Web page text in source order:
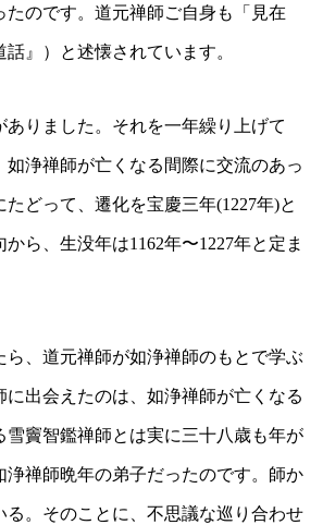
のです。道元禅師ご自身も「見在
』）と述懐されています。
りました。それを一年繰り上げて
如浄禅師が亡くなる間際に交流のあっ
どって、遷化を宝慶三年(1227年)と
ら、生没年は1162年〜1227年と定ま
、道元禅師が如浄禅師のもとで学ぶ
出会えたのは、如浄禅師が亡くなる
竇智鑑禅師とは実に三十八歳も年が
禅師晩年の弟子だったのです。師か
。そのことに、不思議な巡り合わせ